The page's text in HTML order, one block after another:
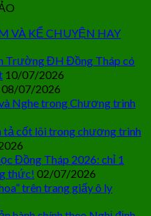
VÀ KỂ CHUYỆN HAY
Trường ĐH Đồng Tháp có
10/07/2026
08/07/2026
Nghe trong Chương trình
tả cốt lõi trong chương trình
Đồng Tháp 2026: chỉ 1
thức! 02/07/2026
trên trang giấy ô ly